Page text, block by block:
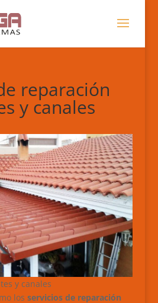
reparación
y canales
y canales
los servicios de reparación